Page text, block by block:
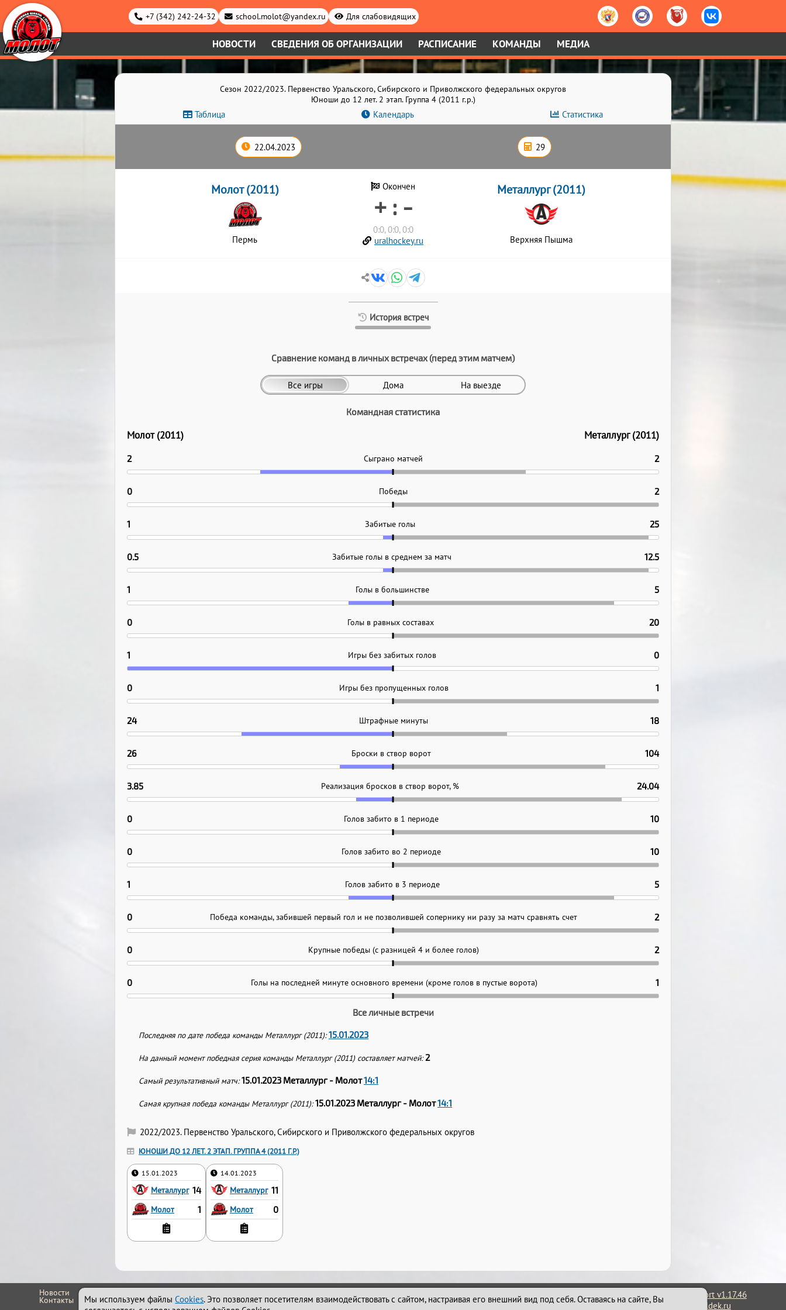
+7 (342) 242-24-32 school.molot@yandex.ru Для слабовидящих
НОВОСТИ СВЕДЕНИЯ ОБ ОРГАНИЗАЦИИ РАСПИСАНИЕ КОМАНДЫ МЕДИА
Сезон 2022/2023. Первенство Уральского, Сибирского и Приволжского федеральных округов
Юноши до 12 лет. 2 этап. Группа 4 (2011 г.р.)
Таблица Календарь Статистика
22.04.2023 29
Молот (2011)
Пермь
Окончен
+ : -
0:0, 0:0, 0:0
uralhockey.ru
Металлург (2011)
Верхняя Пышма
История встреч
Сравнение команд в личных встречах (перед этим матчем)
Все игры Дома На выезде
Командная статистика
Молот (2011) Металлург (2011)
2 Сыграно матчей 2
0 Победы 2
1 Забитые голы 25
0.5 Забитые голы в среднем за матч 12.5
1 Голы в большинстве 5
0 Голы в равных составах 20
1 Игры без забитых голов 0
0 Игры без пропущенных голов 1
24 Штрафные минуты 18
26 Броски в створ ворот 104
3.85 Реализация бросков в створ ворот, % 24.04
0 Голов забито в 1 периоде 10
0 Голов забито во 2 периоде 10
1 Голов забито в 3 периоде 5
0 Победа команды, забившей первый гол и не позволившей сопернику ни разу за матч сравнять счет 2
0 Крупные победы (с разницей 4 и более голов) 2
0 Голы на последней минуте основного времени (кроме голов в пустые ворота) 1
Все личные встречи
Последняя по дате победа команды Металлург (2011): 15.01.2023
На данный момент победная серия команды Металлург (2011) составляет матчей: 2
Самый результативный матч: 15.01.2023 Металлург - Молот14:1
Самая крупная победа команды Металлург (2011): 15.01.2023 Металлург - Молот14:1
2022/2023. Первенство Уральского, Сибирского и Приволжского федеральных округов
ЮНОШИ ДО 12 ЛЕТ. 2 ЭТАП. ГРУППА 4 (2011 Г.Р.)
15.01.2023
Металлург 14
Молот
1
14.01.2023
Металлург 11
Молот
0
Новости
Контакты
614111, г.Пермь, ул. Обвинская 9
+7 (342) 242-24-32
Администратор
Сайт работает на системе
Holdek Sport v1.17.46
© Разработка: Александр Косачёв
holdek.ru
Мы используем файлыCookies. Это позволяет посетителям взаимодействовать с сайтом, настраивая его внешний вид под себя. Оставаясь на сайте, Вы